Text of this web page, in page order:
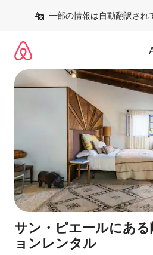
一部の情報は自動翻訳され
サン・ピエールにあ
ョンレンタル